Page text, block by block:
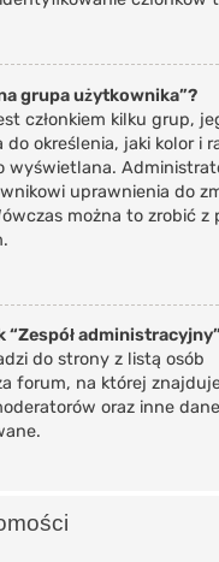
grupa użytkownika”?
członkiem kilku grup,
określenia, jaki kolor i
wyświetlana.
uprawnienia do
można to zrobić z
“Zespół
do strony z listą osób
forum, na której
oraz inne